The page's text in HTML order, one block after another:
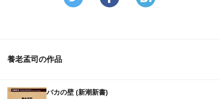
選びました。そういう意味では大変なほうを選んだ。わか
をつくというと語弊がありますが、「痛い」と言っても、
養老孟司の作品
バカの壁 (新潮新書)